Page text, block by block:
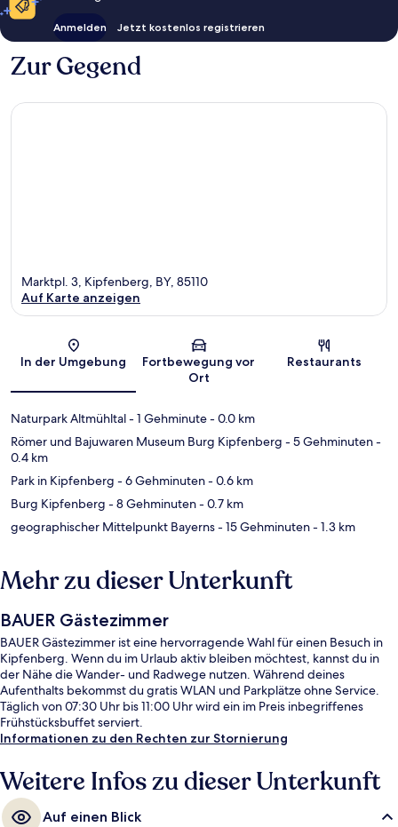
Anmelden Jetzt kostenlos registrieren
Zur Gegend
Karte
Marktpl. 3, Kipfenberg, BY, 85110
Auf Karte anzeigen
In der Umgebung
Fortbewegung vor
Ort
Restaurants
Naturpark Altmühltal- 1 Gehminute- 0.0 km
Römer und Bajuwaren Museum Burg Kipfenberg - 5 Gehminuten-
0.4 km
Park in Kipfenberg - 6 Gehminuten- 0.6 km
Burg Kipfenberg - 8 Gehminuten- 0.7 km
geographischer Mittelpunkt Bayerns- 15 Gehminuten- 1.3 km
Mehr zu dieser Unterkunft
BAUER Gästezimmer
BAUER Gästezimmer ist eine hervorragende Wahl für einen Besuch in
Kipfenberg. Wenn du im Urlaub aktiv bleiben möchtest, kannst du in
der Nähe die Wander- und Radwege nutzen. Während deines
Aufenthalts bekommst du gratis WLAN und Parkplätze ohne Service.
Täglich von 07:30 Uhr bis 11:00 Uhr wird ein im Preis inbegriffenes
Frühstücksbuffet serviert.
Informationen zu den Rechten zur Stornierung
Weitere Infos zu dieser Unterkunft
Auf einen Blick